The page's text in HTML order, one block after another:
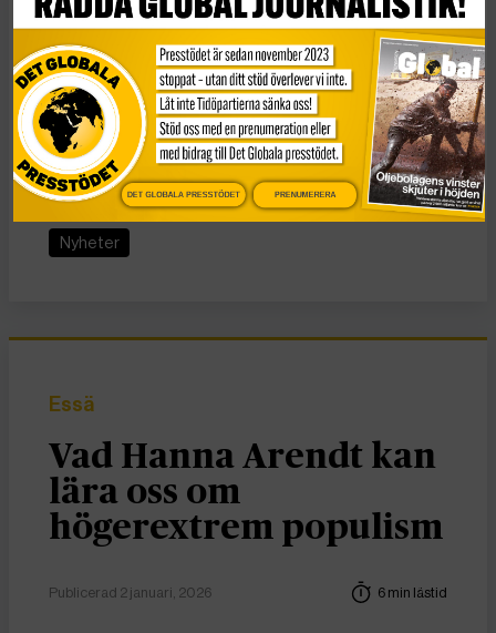
* * *
LÄS MER
Köldknäpp slår hårt mot Tadzjikistan
HRW: Allvarliga människorättsbrott i Centralasien
Turkiet och Iran utmanar Ryssland och Kina i
Centralasien
Nyheter
Essä
Vad Hanna Arendt kan
lära oss om
högerextrem populism
Publicerad 2 januari, 2026 6 min lästid
DET GLOBALA PRESSTÖDET PRENUMERERA